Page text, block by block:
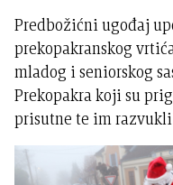
Predbožićni ugođaj
prekopakranskog
mladog i seniorskog
Prekopakra koji su
prisutne te im